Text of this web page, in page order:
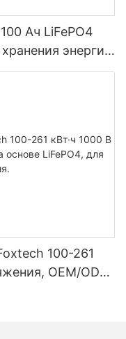
Ач LiFePO4
энергии
100-261
OEM/ODM,